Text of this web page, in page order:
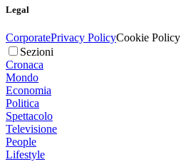
Legal
CorporatePrivacy PolicyCookie Policy
Sezioni
Cronaca
Mondo
Economia
Politica
Spettacolo
Televisione
People
Lifestyle